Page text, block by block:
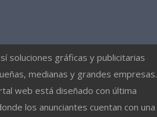
soluciones gráficas y publicitarias
medianas y grandes empresas.
web está diseñado con última
los anunciantes cuentan con una